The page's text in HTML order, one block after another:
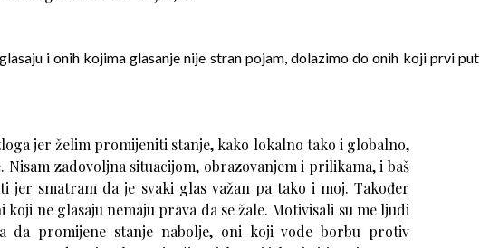
i onih kojima glasanje nije stran pojam, dolazimo do onih koji prvi put
jer želim promijeniti stanje, kako lokalno tako i globalno,
Nisam zadovoljna situacijom, obrazovanjem i prilikama, i baš
jer smatram da je svaki glas važan pa tako i moj. Također
koji ne glasaju nemaju prava da se žale. Motivisali su me ljudi
da promijene stanje nabolje, oni koji vode borbu protiv